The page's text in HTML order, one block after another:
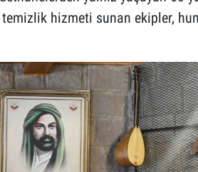
hizmeti sunan ekipler,